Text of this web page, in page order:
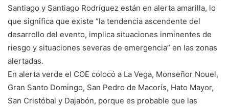
Santiago y Santiago Rodríguez están en alerta amarilla, lo
que significa que existe “la tendencia ascendente del
desarrollo del evento, implica situaciones inminentes de
riesgo y situaciones severas de emergencia” en las zonas
alertadas.
En alerta verde el COE colocó a La Vega, Monseñor Nouel,
Gran Santo Domingo, San Pedro de Macorís, Hato Mayor,
San Cristóbal y Dajabón, porque es probable que las